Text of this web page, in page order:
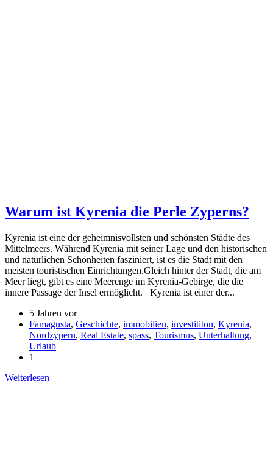
Warum ist Kyrenia die Perle Zyperns?
Kyrenia ist eine der geheimnisvollsten und schönsten Städte des
Mittelmeers. Während Kyrenia mit seiner Lage und den historischen
und natürlichen Schönheiten fasziniert, ist es die Stadt mit den
meisten touristischen Einrichtungen.Gleich hinter der Stadt, die am
Meer liegt, gibt es eine Meerenge im Kyrenia-Gebirge, die die
innere Passage der Insel ermöglicht. Kyrenia ist einer der...
5 Jahren vor
Famagusta, Geschichte, immobilien, investititon, Kyrenia,
Nordzypern, Real Estate, spass, Tourismus, Unterhaltung,
Urlaub
1
Weiterlesen